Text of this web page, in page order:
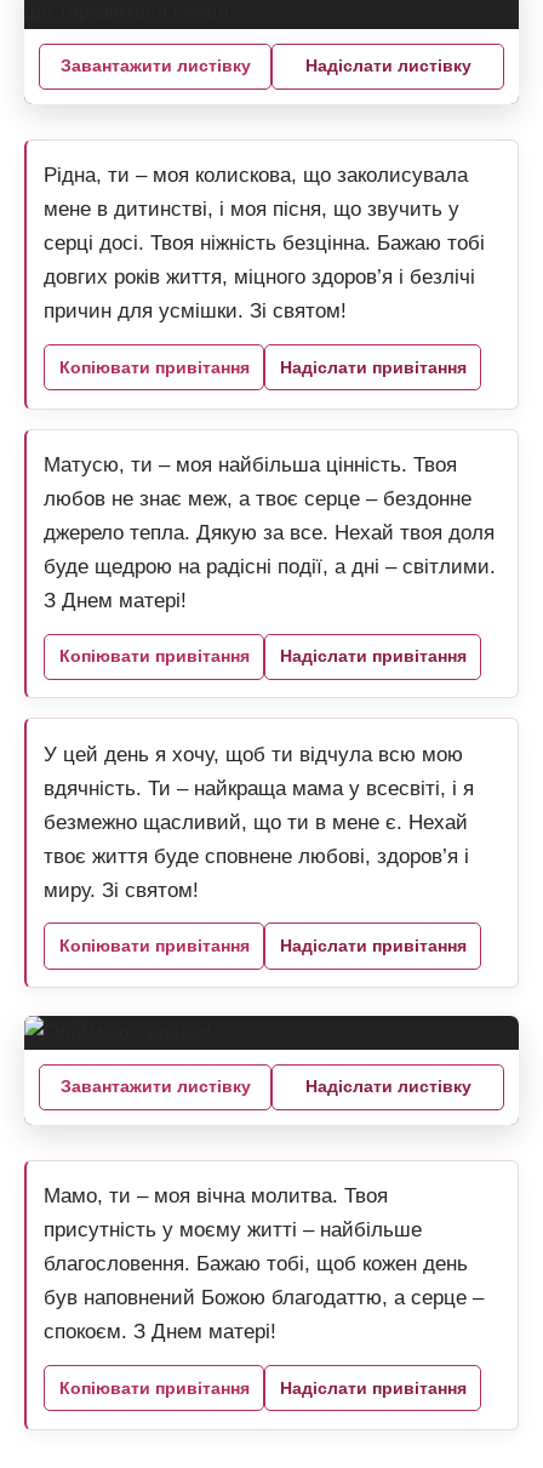
Завантажити листівку Надіслати листівку
Рідна, ти – моя колискова, що заколисувала
мене в дитинстві, і моя пісня, що звучить у
серці досі. Твоя ніжність безцінна. Бажаю тобі
довгих років життя, міцного здоров’я і безлічі
причин для усмішки. Зі святом!
Копіювати привітання Надіслати привітання
Матусю, ти – моя найбільша цінність. Твоя
любов не знає меж, а твоє серце – бездонне
джерело тепла. Дякую за все. Нехай твоя доля
буде щедрою на радісні події, а дні – світлими.
З Днем матері!
Копіювати привітання Надіслати привітання
У цей день я хочу, щоб ти відчула всю мою
вдячність. Ти – найкраща мама у всесвіті, і я
безмежно щасливий, що ти в мене є. Нехай
твоє життя буде сповнене любові, здоров’я і
миру. Зі святом!
Копіювати привітання Надіслати привітання
Завантажити листівку Надіслати листівку
Мамо, ти – моя вічна молитва. Твоя
присутність у моєму житті – найбільше
благословення. Бажаю тобі, щоб кожен день
був наповнений Божою благодаттю, а серце –
спокоєм. З Днем матері!
Копіювати привітання Надіслати привітання